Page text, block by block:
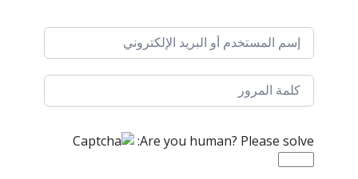
Are you human? Please solve: